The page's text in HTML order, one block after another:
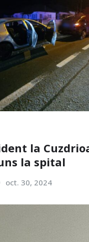
la
la spital
oct. 30, 2024